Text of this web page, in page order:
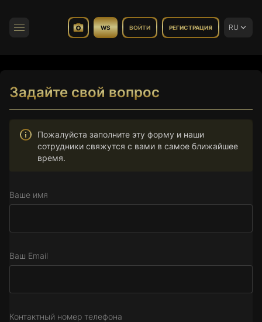
Переключить навигацию
WS ВОЙТИ РЕГИСТРАЦИЯ RU
Задайте свой вопрос
Пожалуйста заполните эту форму и наши
сотрудники свяжутся с вами в самое ближайшее
время.
Ваше имя
Ваш Email
Контактный номер телефона